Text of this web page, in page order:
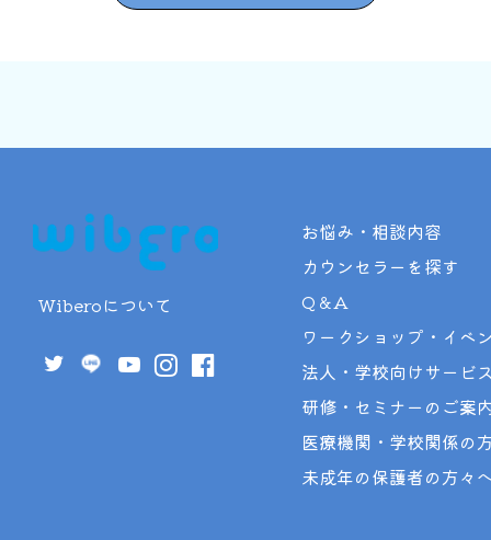
Wiberoについて
お悩み・相談内容
カウンセラーを探す
Q＆A
ワークショップ・イベ
法人・学校向けサービ
研修・セミナーのご案
医療機関・学校関係の
未成年の保護者の方々